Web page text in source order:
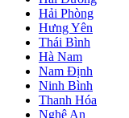
Hải Phòng
Hưng Yên
Thái Bình
Hà Nam
Nam Định
Ninh Bình
Thanh Hóa
Nghệ An